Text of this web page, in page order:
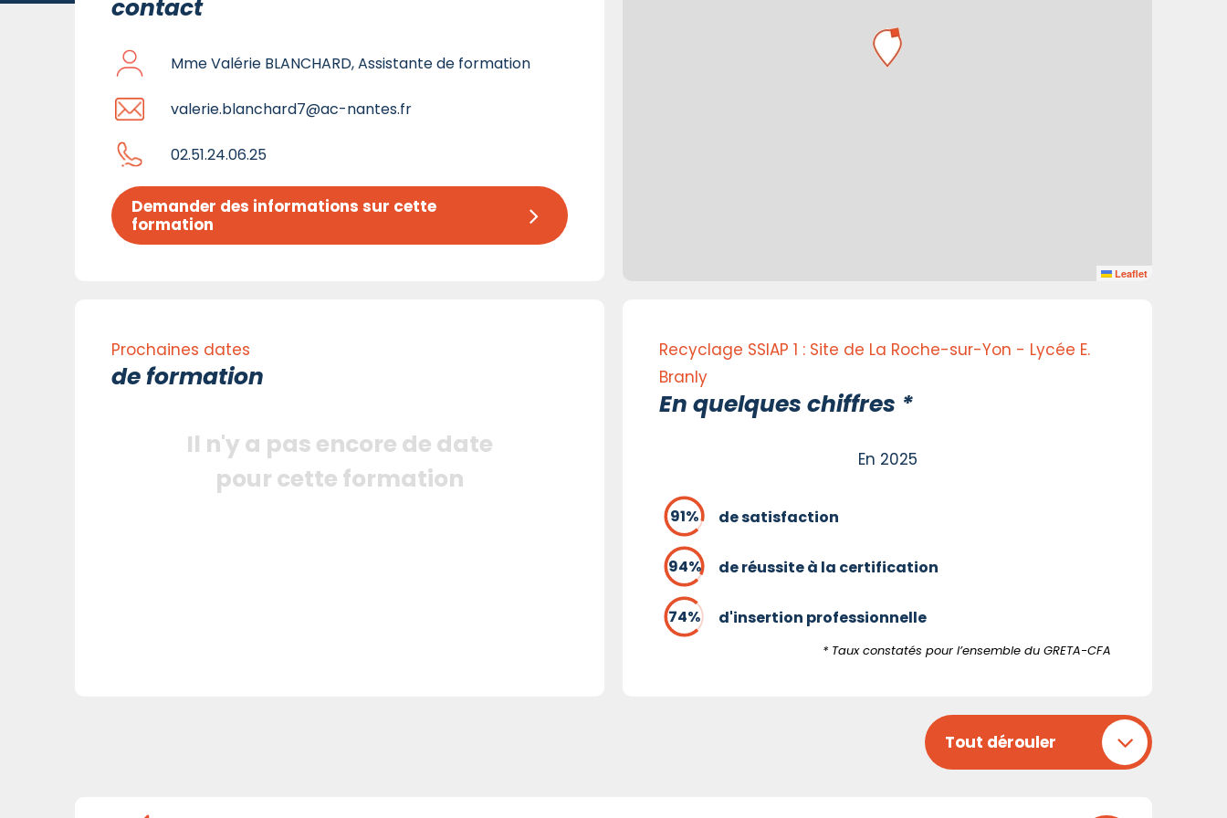
contact
Mme Valérie BLANCHARD, Assistante de formation
valerie.blanchard7@ac-nantes.fr
02.51.24.06.25
Demander des informations sur cette
formation
Leaflet
Prochaines dates
de formation
Il n'y a pas encore de date
pour cette formation
Recyclage SSIAP 1 : Site de La Roche-sur-Yon - Lycée E.
Branly
En quelques chiffres *
En 2025
de satisfaction
de réussite à la certification
d'insertion professionnelle
* Taux constatés pour l’ensemble du GRETA-CFA
Tout dérouler